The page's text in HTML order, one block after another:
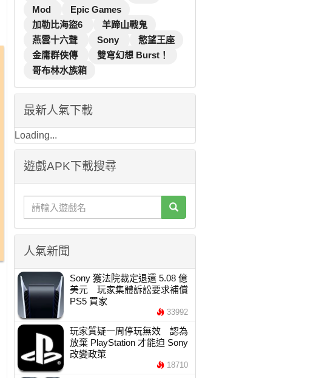
Mod
Epic Games
加勒比海盜6
羊蹄山戰鬼
燕雲十六聲
Sony
慾望王座
金庸群俠傳
雙穹幻想 Burst！
哥布林水族箱
最新人氣下載
Loading...
遊戲APK下載搜尋
人氣新聞
Sony 獲法院裁定退還 5.08 億
美元 玩家集體訴訟要求補償
PS5 買家
33992
玩家質疑一周停玩無效 認為
放棄 PlayStation 才能迫 Sony
改變政策
18710